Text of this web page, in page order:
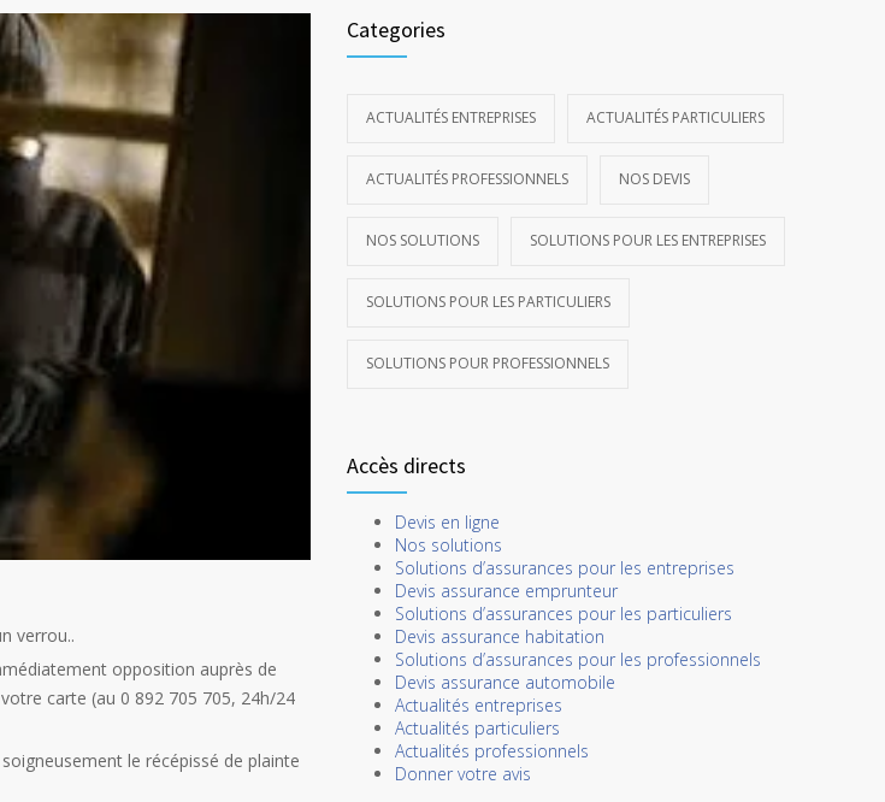
verrou..
opposition auprès de
carte (au 0 892 705 705, 24h/24
le récépissé de plainte
Categories
ACTUALITÉS ENTREPRISES ACTUALITÉS PARTICULIERS
ACTUALITÉS PROFESSIONNELS NOS DEVIS
NOS SOLUTIONS SOLUTIONS POUR LES ENTREPRISES
SOLUTIONS POUR LES PARTICULIERS
SOLUTIONS POUR PROFESSIONNELS
Accès directs
Devis en ligne
Nos solutions
Solutions d’assurances pour les entreprises
Devis assurance emprunteur
Solutions d’assurances pour les particuliers
Devis assurance habitation
Solutions d’assurances pour les professionnels
Devis assurance automobile
Actualités entreprises
Actualités particuliers
Actualités professionnels
Donner votre avis